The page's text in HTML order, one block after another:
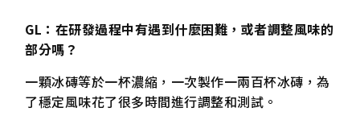
GL：在研發過程中有遇到什麼困難，或者調整風味的
部分嗎？
一顆冰磚等於一杯濃縮，一次製作一兩百杯冰磚，為
了穩定風味花了很多時間進行調整和測試。